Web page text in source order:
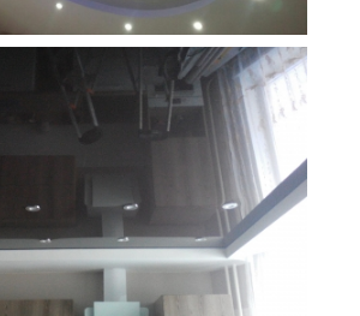
17 м Стоимость 17 000 руб.
10 м Стоимость 7 500 руб.